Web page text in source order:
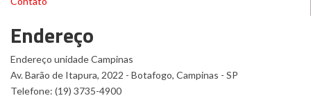
Endereço
Endereço unidade Campinas
Av. Barão de Itapura, 2022 - Botafogo, Campinas - SP
Telefone: (19) 3735-4900